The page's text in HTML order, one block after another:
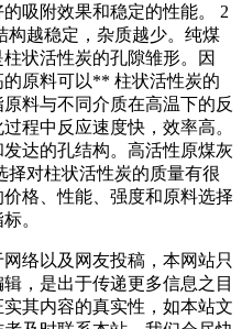
吸附效果和稳定的性能。 2
构越稳定，杂质越少。纯煤
状活性炭的孔隙雏形。因
原料可以** 柱状活性炭的
料与不同介质在高温下的反
程中反应速度快，效率高。
达的孔结构。高活性原煤灰
择对柱状活性炭的质量有很
格、性能、强度和原料选择
。
络以及网友投稿，本网站只
，是出于传递更多信息之目
其内容的真实性，如本站文